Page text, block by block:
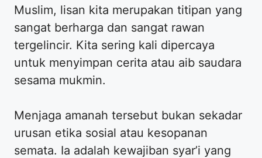
Muslim, lisan kita merupakan titipan yang
sangat berharga dan sangat rawan
tergelincir. Kita sering kali dipercaya
untuk menyimpan cerita atau aib saudara
sesama mukmin.
Menjaga amanah tersebut bukan sekadar
urusan etika sosial atau kesopanan
semata. Ia adalah kewajiban syar’i yang